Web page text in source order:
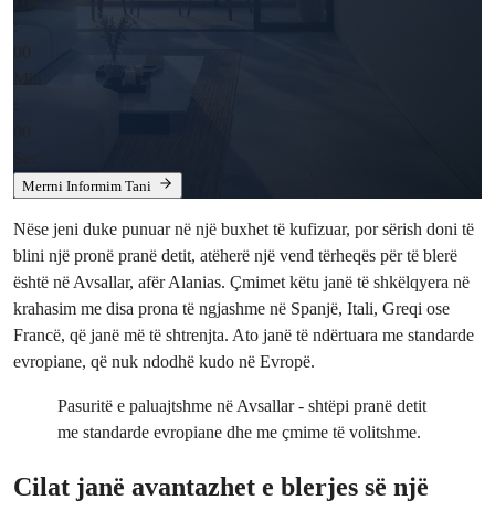
:
00
Min
:
00
Merrni Informim Tani
Nëse jeni duke punuar në një buxhet të kufizuar, por sërish doni të
blini një pronë pranë detit, atëherë një vend tërheqës për të blerë
është në Avsallar, afër Alanias. Çmimet këtu janë të shkëlqyera në
krahasim me disa prona të ngjashme në Spanjë, Itali, Greqi ose
Francë, që janë më të shtrenjta. Ato janë të ndërtuara me standarde
evropiane, që nuk ndodhë kudo në Evropë.
Pasuritë e paluajtshme në Avsallar - shtëpi pranë detit
me standarde evropiane dhe me çmime të volitshme.
Cilat janë avantazhet e blerjes së një